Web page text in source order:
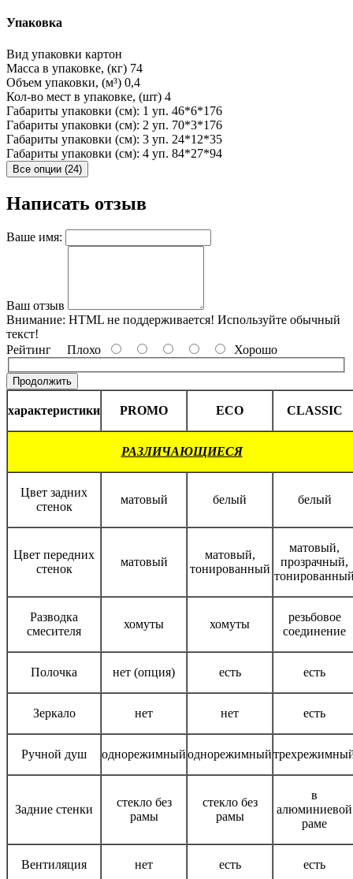
Упаковка
Вид упаковки картон
Масса в упаковке, (кг) 74
Объем упаковки, (м³) 0,4
Кол-во мест в упаковке, (шт) 4
Габариты упаковки (см): 1 уп. 46*6*176
Габариты упаковки (см): 2 уп. 70*3*176
Габариты упаковки (см): 3 уп. 24*12*35
Габариты упаковки (см): 4 уп. 84*27*94
Все опции (24)
Написать отзыв
Ваше имя:
Ваш отзыв
Внимание: HTML не поддерживается! Используйте обычный
текст!
Рейтинг Плохо Хорошо
Продолжить
характеристики PROMO ECO CLASSIC
РАЗЛИЧАЮЩИЕСЯ
Цвет задних
стенок
матовый белый белый
Цвет передних
стенок
матовый
матовый,
тонированный
матовый,
прозрачный,
Разводка
смесителя
хомуты хомуты
резьбовое
соединение
Полочка нет (опция) есть есть
Зеркало нет нет есть
Ручной душ однорежимныйоднорежимный
Задние стенки
стекло без
рамы
стекло без
рамы
в
алюминиевой
раме
Вентиляция нет есть есть